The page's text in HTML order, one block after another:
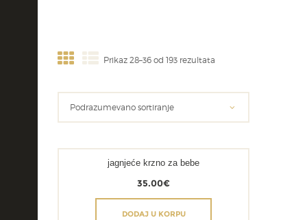
Prikaz 28–36 od 193 rezultata
jagnjeće krzno za bebe
35.00€
DODAJ U KORPU